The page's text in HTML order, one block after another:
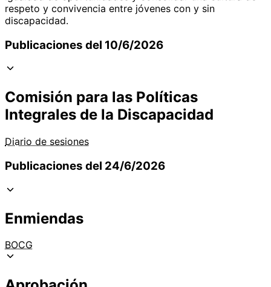
respeto y convivencia entre jóvenes con y sin
discapacidad.
Publicaciones del 10/6/2026
Comisión para las Políticas
Integrales de la Discapacidad
Diario de sesiones
Publicaciones del 24/6/2026
Enmiendas
BOCG